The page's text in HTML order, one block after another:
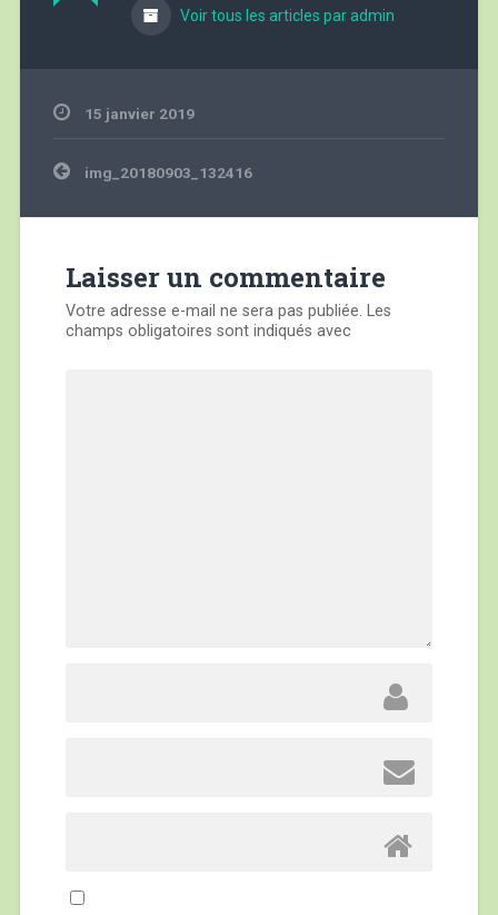
Voir tous les articles par admin
15 janvier 2019
Navigation
de
img_20180903_132416
Laisser un commentaire
Votre adresse e-mail ne sera pas publiée. Les
champs obligatoires sont indiqués avec